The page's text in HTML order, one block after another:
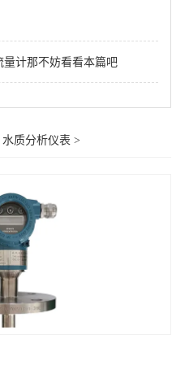
计那不妨看看本篇吧
水质分析仪表 >